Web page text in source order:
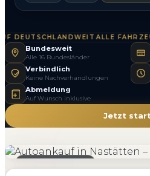
DEUTSCHLANDWEIT·ALLE
Bundesweit
Alle 16 Bundesländer
Verbindlich
Keine Nachverhandlungen
Abmeldung
Auf Wunsch inklusive
Jetzt